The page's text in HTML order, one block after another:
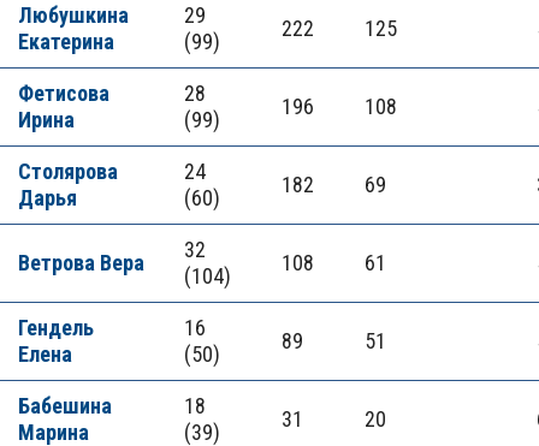
Любушкина
Екатерина
29
(99)
222 125
Фетисова
Ирина
28
(99)
196 108
Столярова
Дарья
24
(60)
182 69
Ветрова Вера
32
(104)
108 61
Гендель
Елена
16
(50)
89 51
Бабешина
Марина
18
(39)
31 20